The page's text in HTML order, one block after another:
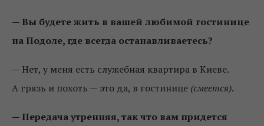
— Вы будете жить в вашей любимой гостинице
на Подоле, где всегда останавливаетесь?
— Нет, у меня есть служебная квартира в Киеве.
А грязь и похоть — это да, в гостинице (смеется).
— Передача утренняя, так что вам придется